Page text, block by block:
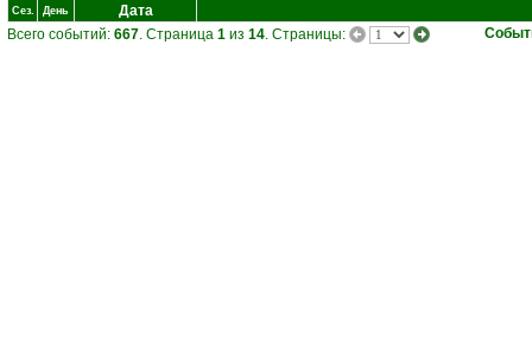
Сез. День
Дата
Всего событий: 667. Страница 1 из 14. Страницы: